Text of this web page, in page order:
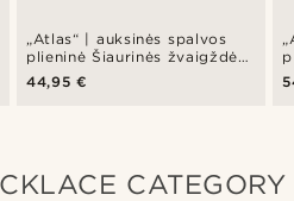
„Atlas“ | auksinės spalvos
plieninė Šiaurinės žvaigždės
apyrankė
44,95 €
CATEGORY